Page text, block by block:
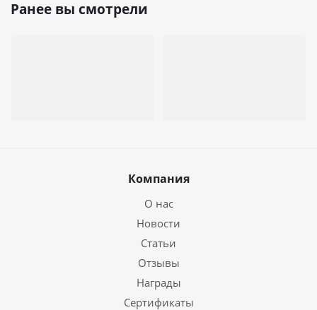
Ранее вы смотрели
Компания
О нас
Новости
Статьи
Отзывы
Награды
Сертификаты